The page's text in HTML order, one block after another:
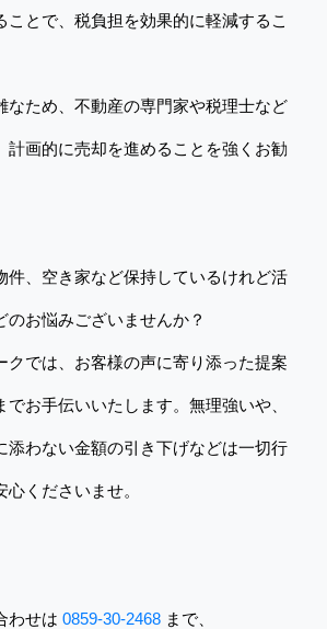
ことで、税負担を効果的に軽減するこ
なため、不動産の専門家や税理士など
計画的に売却を進めることを強くお勧
件、空き家など保持しているけれど活
のお悩みございませんか？
クでは、お客様の声に寄り添った提案
でお手伝いいたします。無理強いや、
添わない金額の引き下げなどは一切行
くださいませ。
わせは0859-30-2468 まで、